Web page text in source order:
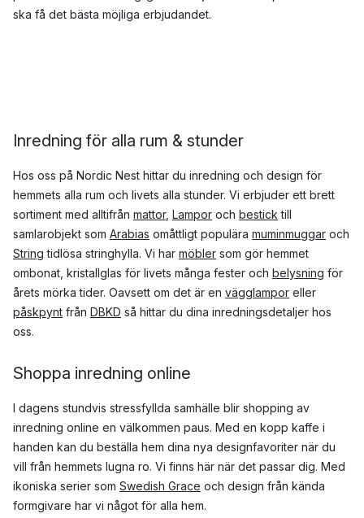
ska få det bästa möjliga erbjudandet.
Inredning för alla rum & stunder
Hos oss på Nordic Nest hittar du inredning och design för
hemmets alla rum och livets alla stunder. Vi erbjuder ett brett
sortiment med alltifrån mattor, Lampor och bestick till
samlarobjekt som Arabias omåttligt populära muminmuggar och
String tidlösa stringhylla. Vi har möbler som gör hemmet
ombonat, kristallglas för livets många fester och belysning för
årets mörka tider. Oavsett om det är en vägglampor eller
påskpynt från DBKD så hittar du dina inredningsdetaljer hos
oss.
Shoppa inredning online
I dagens stundvis stressfyllda samhälle blir shopping av
inredning online en välkommen paus. Med en kopp kaffe i
handen kan du beställa hem dina nya designfavoriter när du
vill från hemmets lugna ro. Vi finns här när det passar dig. Med
ikoniska serier som Swedish Grace och design från kända
formgivare har vi något för alla hem.